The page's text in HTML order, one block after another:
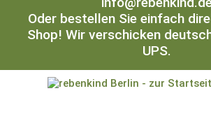
Oder bestellen Sie einfach
Shop! Wir verschicken
UPS.